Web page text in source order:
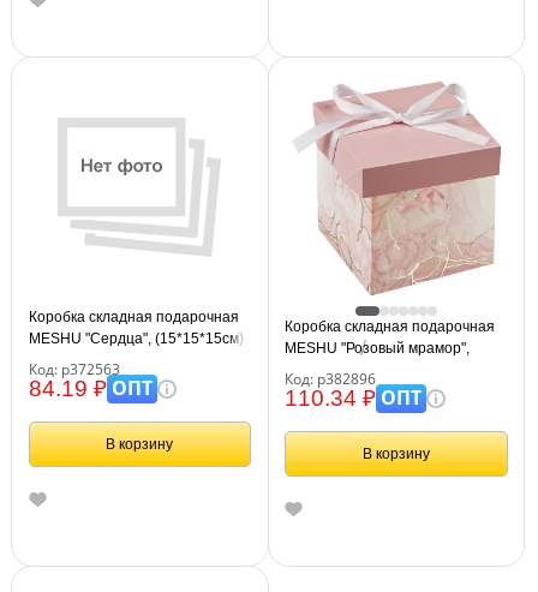
Коробка складная подарочная
MESHU "Сердца", (15*15*15см),
Код: р372563
84.19 ₽ОПТ
В корзину
Коробка складная подарочная
MESHU "Розовый мрамор",
фольгой
Код: р382896
110.34 ₽ОПТ
В корзину